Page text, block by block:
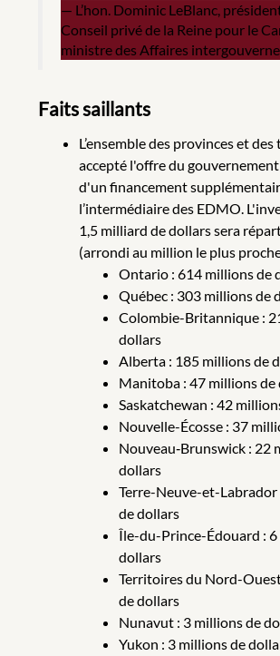
L’hon. Dominic LeBlanc,
Conseil privé de la Reine pour le
ministre des Affaires
Faits saillants
L’ensemble des provinces et
accepté l'offre du
d'un financement
l’intermédiaire des EDMO.
1,5 milliard de dollars sera
(arrondi au million le plus
Ontario : 614 millions de
Québec : 303 millions de
Colombie-Britannique :
dollars
Alberta : 185 millions de
Manitoba : 47 millions de
Saskatchewan : 42
Nouvelle-Écosse : 37
Nouveau‑Brunswick : 22
dollars
Terre-Neuve-et-
de dollars
Île-du-Prince-Édouard :
dollars
Territoires du Nord-
de dollars
Nunavut : 3 millions de
Yukon : 3 millions de